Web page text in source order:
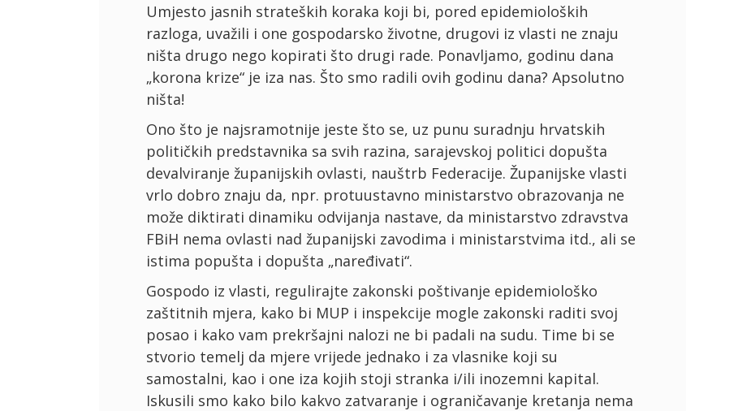
Umjesto jasnih strateških koraka koji bi, pored epidemioloških
razloga, uvažili i one gospodarsko životne, drugovi iz vlasti ne znaju
ništa drugo nego kopirati što drugi rade. Ponavljamo, godinu dana
„korona krize“ je iza nas. Što smo radili ovih godinu dana? Apsolutno
ništa!
Ono što je najsramotnije jeste što se, uz punu suradnju hrvatskih
političkih predstavnika sa svih razina, sarajevskoj politici dopušta
devalviranje županijskih ovlasti, nauštrb Federacije. Županijske vlasti
vrlo dobro znaju da, npr. protuustavno ministarstvo obrazovanja ne
može diktirati dinamiku odvijanja nastave, da ministarstvo zdravstva
FBiH nema ovlasti nad županijski zavodima i ministarstvima itd., ali se
istima popušta i dopušta „naređivati“.
Gospodo iz vlasti, regulirajte zakonski poštivanje epidemiološko
zaštitnih mjera, kako bi MUP i inspekcije mogle zakonski raditi svoj
posao i kako vam prekršajni nalozi ne bi padali na sudu. Time bi se
stvorio temelj da mjere vrijede jednako i za vlasnike koji su
samostalni, kao i one iza kojih stoji stranka i/ili inozemni kapital.
Iskusili smo kako bilo kakvo zatvaranje i ograničavanje kretanja nema